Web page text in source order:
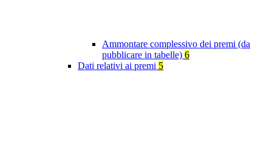
Ammontare complessivo dei premi (da
pubblicare in tabelle) 6
Dati relativi ai premi 5